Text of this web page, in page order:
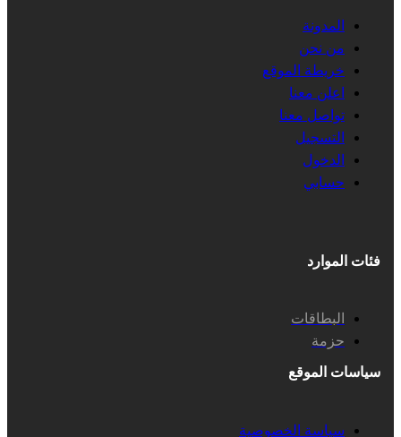
المدونة
من نحن
خريطة الموقع
اعلن معنا
تواصل معنا
التسجيل
الدخول
حسابي
فئات الموارد
البطاقات
حزمة
سياسات الموقع
سياسة الخصوصية